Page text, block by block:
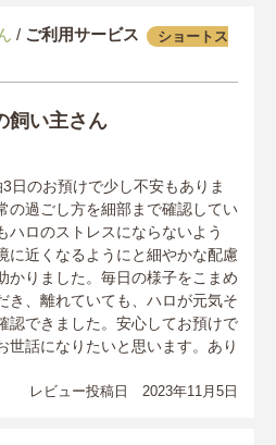
/ ご利用サービス
ショートス
飼い主さん
日のお預けで少し不安もありま
の過ごし方を細部まで確認してい
ハロのストレスにならないよう
に近くなるようにと細やかな配慮
かりました。毎日の様子をこまめ
き、離れていても、ハロが元気そ
認できました。安心してお預けで
世話になりたいと思います。あり
レビュー投稿日 2023年11月5日